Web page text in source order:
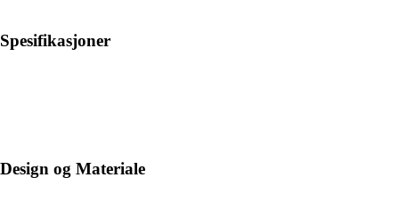
Spesifikasjoner
Design og Materiale